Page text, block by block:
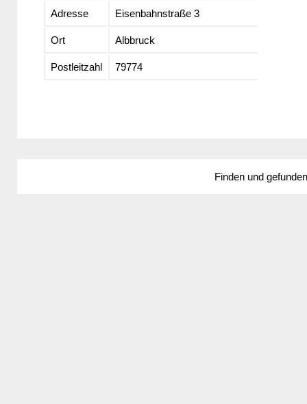
Adresse Eisenbahnstraße 3
Ort Albbruck
Postleitzahl 79774
Finden und